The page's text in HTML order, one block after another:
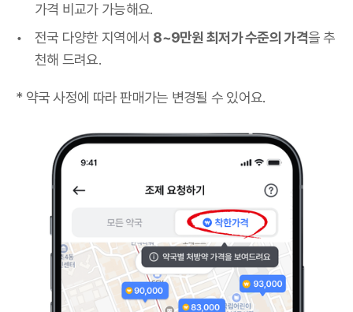
가격 비교가 가능해요.
전국 다양한 지역에서 8~9만원 최저가 수준의 가격을 추
천해 드려요.
* 약국 사정에 따라 판매가는 변경될 수 있어요.